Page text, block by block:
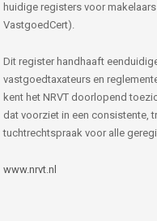
huidige registers voor makelaars
VastgoedCert).
Dit register handhaaft
vastgoedtaxateurs en
kent het NRVT doorlopend
dat voorziet in een consistente,
tuchtrechtspraak voor alle
www.nrvt.nl